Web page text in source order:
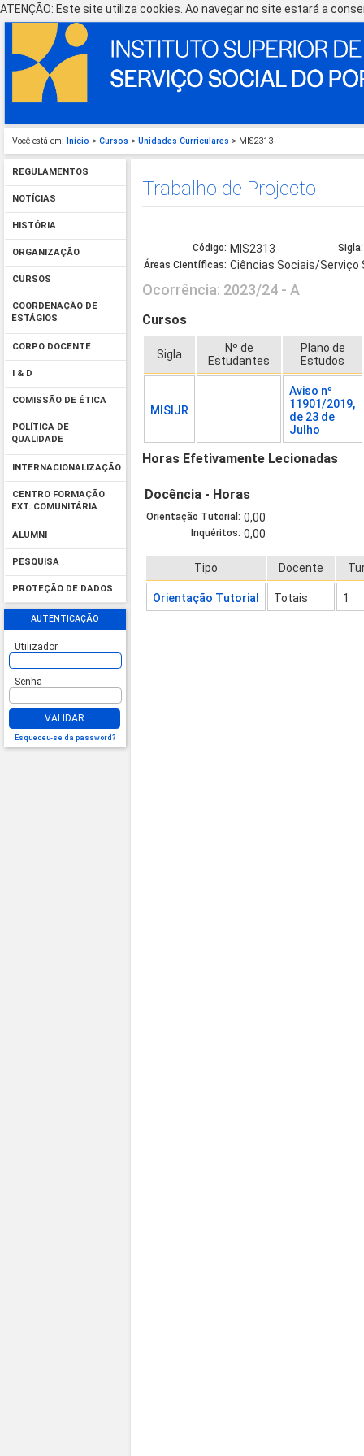
ATENÇÃO: Este site utiliza cookies. Ao navegar no site estará a
Você está em: Início > Cursos > Unidades Curriculares > MIS2313
REGULAMENTOS
NOTÍCIAS
HISTÓRIA
ORGANIZAÇÃO
CURSOS
COORDENAÇÃO DE
ESTÁGIOS
CORPO DOCENTE
I & D
COMISSÃO DE ÉTICA
POLÍTICA DE
QUALIDADE
INTERNACIONALIZAÇÃO
CENTRO FORMAÇÃO
EXT. COMUNITÁRIA
ALUMNI
PESQUISA
PROTEÇÃO DE DADOS
AUTENTICAÇÃO
Utilizador
Senha
VALIDAR
Esqueceu-se da password?
Trabalho de Projecto
Código: MIS2313
Sigla:
Áreas Científicas: Ciências Sociais/Serviço
Ocorrência: 2023/24 - A
Cursos
Sigla
Nº de
Estudantes
Plano de
Estudos
MISIJR
Aviso nº
11901/2019,
de 23 de
Julho
Horas Efetivamente Lecionadas
Docência - Horas
Orientação Tutorial: 0,00
Inquéritos: 0,00
Tipo Docente
Orientação Tutorial Totais 1